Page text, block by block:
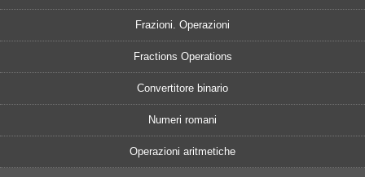
Frazioni. Operazioni
Fractions Operations
Convertitore binario
Numeri romani
Operazioni aritmetiche